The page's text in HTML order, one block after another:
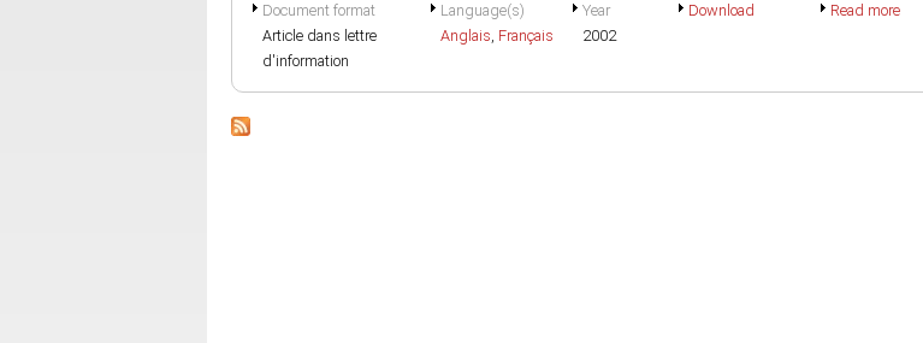
Document format
Article dans lettre
d'information
Language(s)
Anglais, Français
Year
2002
Download Read more